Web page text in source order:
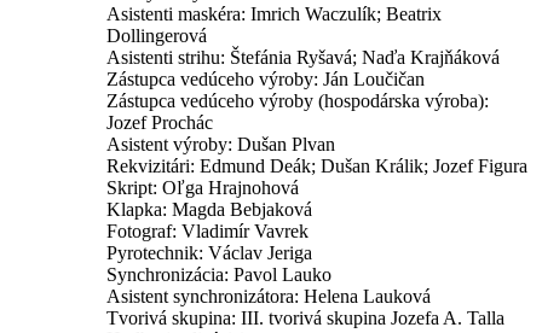
Asistenti maskéra: Imrich Waczulík; Beatrix
Dollingerová
Asistenti strihu: Štefánia Ryšavá; Naďa Krajňáková
Zástupca vedúceho výroby: Ján Loučičan
Zástupca vedúceho výroby (hospodárska výroba):
Jozef Prochác
Asistent výroby: Dušan Plvan
Rekvizitári: Edmund Deák; Dušan Králik; Jozef Figura
Skript: Oľga Hrajnohová
Klapka: Magda Bebjaková
Fotograf: Vladimír Vavrek
Pyrotechnik: Václav Jeriga
Synchronizácia: Pavol Lauko
Asistent synchronizátora: Helena Lauková
Tvorivá skupina: III. tvorivá skupina Jozefa A. Talla